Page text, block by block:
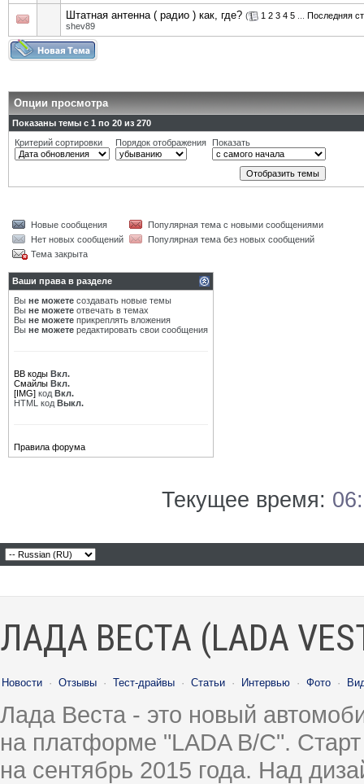
Штатная антенна ( радио ) как, где? ( 1 2 3 4 5
Последняя
shev89
Опции просмотра
Показаны темы с 1 по 20 из 270
Критерий сортировки
Порядок отображения Показать
Новые сообщения
Популярная тема с новыми сообщениями
Нет новых сообщений
Популярная тема без новых сообщений
Тема закрыта
Ваши права в разделе
Вы не можете создавать новые темы
Вы не можете отвечать в темах
Вы не можете прикреплять вложения
Вы не можете редактировать свои сообщения
BB коды Вкл.
Смайлы Вкл.
[IMG] код Вкл.
HTML код Выкл.
Правила форума
Текущее время:
ЛАДА ВЕСТА (LADA
Новости · Отзывы · Тест-драйвы · Статьи · Интервью · Фото ·
Лада Веста - это новый
на платформе "LADA B/C".
на сентябрь 2015 года. Над